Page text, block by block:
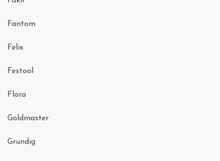
Fantom
Felix
Festool
Flora
Goldmaster
Grundig